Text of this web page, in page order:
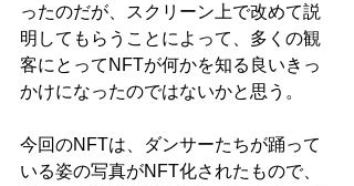
ったのだが、スクリーン上で改めて説
明してもらうことによって、多くの観
客にとってNFTが何かを知る良いきっ
かけになったのではないかと思う。
今回のNFTは、ダンサーたちが踊って
いる姿の写真がNFT化されたもので、